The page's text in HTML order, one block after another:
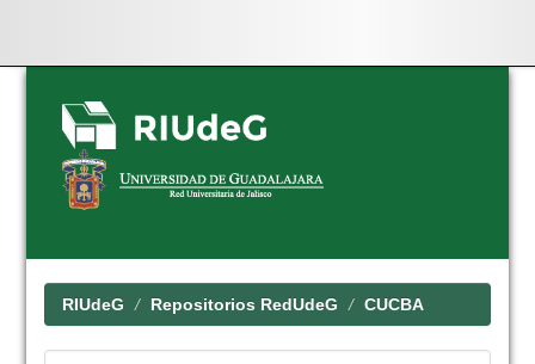
Skip
navigation
RIUdeG Repositorios RedUdeG CUCBA